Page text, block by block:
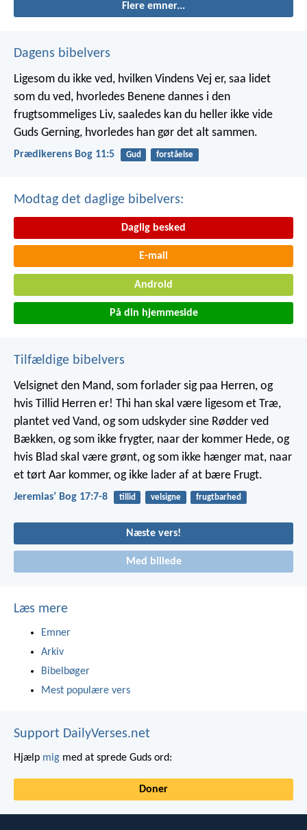
Flere emner...
Dagens bibelvers
Ligesom du ikke ved, hvilken Vindens Vej er, saa lidet
som du ved, hvorledes Benene dannes i den
frugtsommeliges Liv, saaledes kan du heller ikke vide
Guds Gerning, hvorledes han gør det alt sammen.
Prædikerens Bog 11:5 Gud forståelse
Modtag det daglige bibelvers:
Daglig besked
E-mail
Android
På din hjemmeside
Tilfældige bibelvers
Velsignet den Mand, som forlader sig paa Herren, og
hvis Tillid Herren er! Thi han skal være ligesom et Træ,
plantet ved Vand, og som udskyder sine Rødder ved
Bækken, og som ikke frygter, naar der kommer Hede, og
hvis Blad skal være grønt, og som ikke hænger mat, naar
et tørt Aar kommer, og ikke lader af at bære Frugt.
Jeremiasʼ Bog 17:7-8 tillid velsigne frugtbarhed
Næste vers!
Med billede
Læs mere
Emner
Arkiv
Bibelbøger
Mest populære vers
Support DailyVerses.net
Hjælp mig med at sprede Guds ord:
Doner